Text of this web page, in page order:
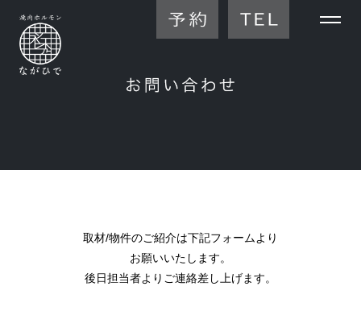
取材/物件のご紹介は下記フォームより
お願いいたします。
後日担当者よりご連絡差し上げます。